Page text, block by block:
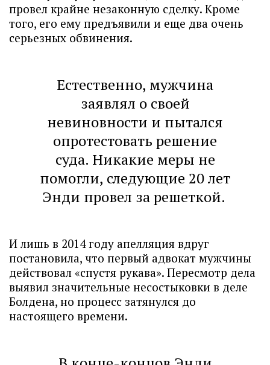
провел крайне незаконную сделку. Кроме
того, его ему предъявили и еще два очень
серьезных обвинения.
Естественно, мужчина
заявлял о своей
невиновности и пытался
опротестовать решение
суда. Никакие меры не
помогли, следующие 20 лет
Энди провел за решеткой.
И лишь в 2014 году апелляция вдруг
постановила, что первый адвокат мужчины
действовал «спустя рукава». Пересмотр дела
выявил значительные несостыковки в деле
Болдена, но процесс затянулся до
настоящего времени.